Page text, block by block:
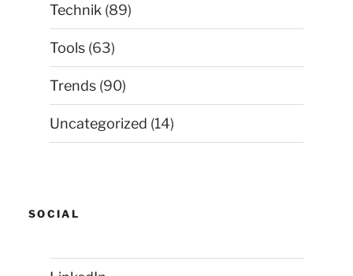
Technik (89)
Tools (63)
Trends (90)
Uncategorized (14)
SOCIAL